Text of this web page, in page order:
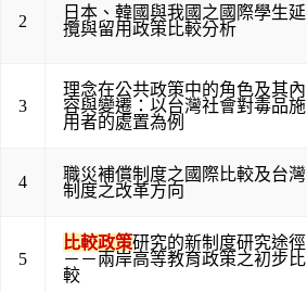
2
日本、韓國與我國之國際學生延
攬與留用政策比較分析
3
理念在公共政策中的角色及其內
容與變遷：以台灣社會對毒品施
用者的處置為例
4
職災補償制度之國際比較及台灣
制度之改革方向
5
比較政策研究的新制度研究途徑
－－兩岸高等教育政策之初步比
較